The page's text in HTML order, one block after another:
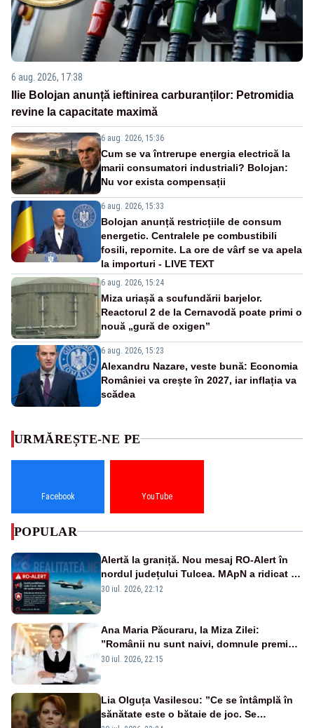
6 aug. 2026, 17:38
Ilie Bolojan anunță ieftinirea carburanților: Petromidia
revine la capacitate maximă
6 aug. 2026, 15:36
Cum se va întrerupe energia electrică la
marii consumatori industriali? Bolojan:
Nu vor exista compensații
6 aug. 2026, 15:33
Bolojan anunță restricțiile de consum
energetic. Centralele pe combustibili
fosili, repornite. La ore de vârf se va apela
la importuri - LIVE TEXT
6 aug. 2026, 15:24
Miza uriașă a scufundării barjelor.
Reactorul 2 de la Cernavodă poate primi o
nouă „gură de oxigen”
6 aug. 2026, 15:23
Alexandru Nazare, veste bună: Economia
României va crește în 2027, iar inflația va
scădea
URMĂREȘTE-NE PE
Facebook YouTube
POPULAR
Alertă la graniță. Nou mesaj RO-Alert în
nordul județului Tulcea. MApN a ridicat de
la sol două avioane F-16
30 iul. 2026, 22:12
Ana Maria Păcuraru, la Miza Zilei:
”Românii nu sunt naivi, domnule premier
Bolojan”
30 iul. 2026, 22:15
Lia Olguța Vasilescu: ”Ce se întâmplă în
sănătate este o bătaie de joc. Se